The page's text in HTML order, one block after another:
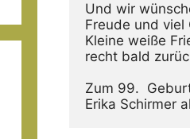
Und wir
Freude und viel
Kleine weiße
recht bald
Zum 99.
Erika Schirmer